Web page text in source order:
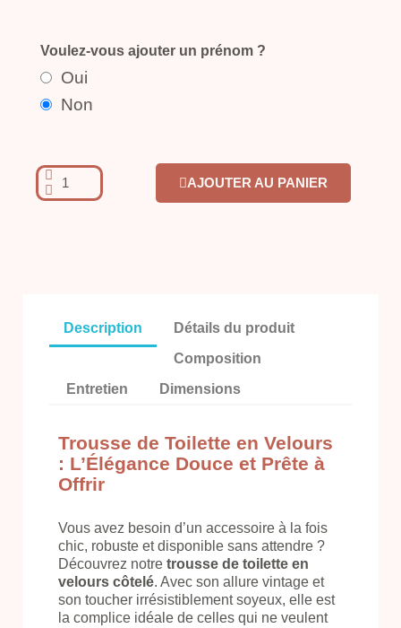
Voulez-vous ajouter un prénom ?
Oui
Non
AJOUTER AU PANIER
Description
Détails du produit
Composition
Entretien
Dimensions
Trousse de Toilette en Velours
: L’Élégance Douce et Prête à
Offrir
Vous avez besoin d’un accessoire à la fois
chic, robuste et disponible sans attendre ?
Découvrez notre trousse de toilette en
velours côtelé. Avec son allure vintage et
son toucher irrésistiblement soyeux, elle est
la complice idéale de celles qui ne veulent